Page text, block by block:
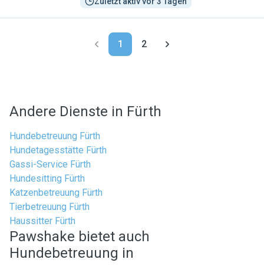
1 2
Andere Dienste in Fürth
Hundebetreuung Fürth
Hundetagesstätte Fürth
Gassi-Service Fürth
Hundesitting Fürth
Katzenbetreuung Fürth
Tierbetreuung Fürth
Haussitter Fürth
Pawshake bietet auch
Hundebetreuung in